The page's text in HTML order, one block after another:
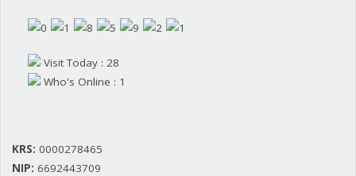
Visit Today : 28
Who's Online : 1
KRS: 0000278465
NIP: 6692443709